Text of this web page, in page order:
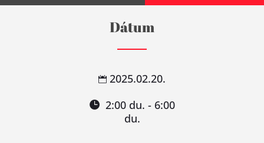
Dátum
2025.02.20.
2:00 du. - 6:00
du.